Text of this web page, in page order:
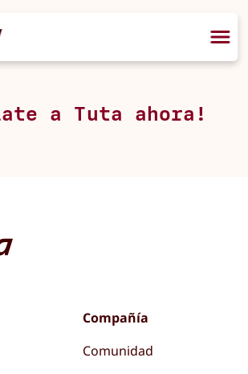
a Tuta ahora!
Compañía
Comunidad